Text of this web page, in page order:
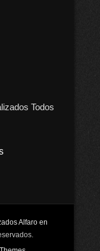
Todos
Alfaro en